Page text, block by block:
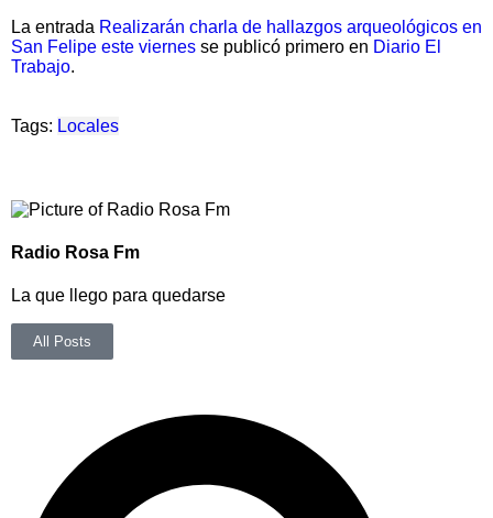
La entrada Realizarán charla de hallazgos arqueológicos en
San Felipe este viernes se publicó primero en Diario El
Trabajo.
Tags: Locales
Radio Rosa Fm
La que llego para quedarse
All Posts